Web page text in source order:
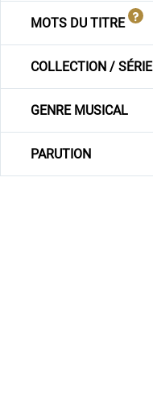
MOTS DU TITRE
COLLECTION / SÉRIE
GENRE MUSICAL
PARUTION